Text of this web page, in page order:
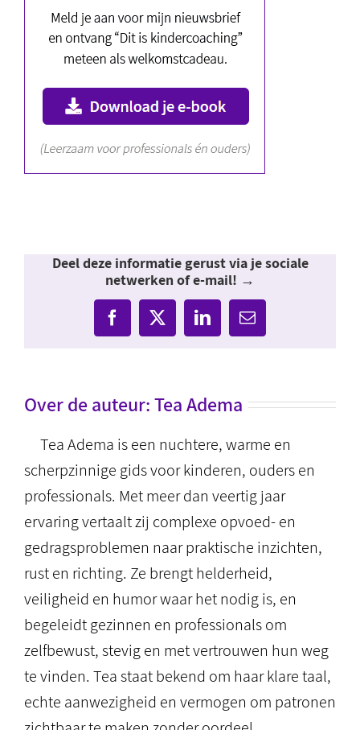
Deel deze informatie gerust via je sociale
netwerken of e-mail! →
Facebook
X LinkedIn
E-
mail
Over de auteur:Tea Adema
Tea Adema is een nuchtere, warme en
scherpzinnige gids voor kinderen, ouders en
professionals. Met meer dan veertig jaar
ervaring vertaalt zij complexe opvoed- en
gedragsproblemen naar praktische inzichten,
rust en richting. Ze brengt helderheid,
veiligheid en humor waar het nodig is, en
begeleidt gezinnen en professionals om
zelfbewust, stevig en met vertrouwen hun weg
te vinden. Tea staat bekend om haar klare taal,
echte aanwezigheid en vermogen om patronen